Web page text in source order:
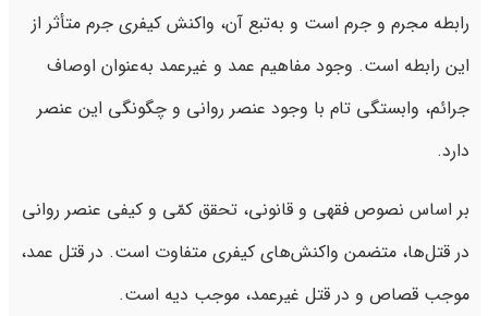
رابطه مجرم و جرم است و به‌تبع آن، واکنش کیفری جرم متأثر از
این رابطه است. وجود مفاهیم عمد و غیرعمد به‌عنوان اوصاف
جرائم، وابستگی تام با وجود عنصر روانی و چگونگی این عنصر
دارد.
بر اساس نصوص فقهی و قانونی، تحقق کمّی و کیفی عنصر روانی
در قتل‌ها، متضمن واکنش‌های کیفری متفاوت است. در قتل عمد،
موجب قصاص و در قتل غیرعمد، موجب دیه است.